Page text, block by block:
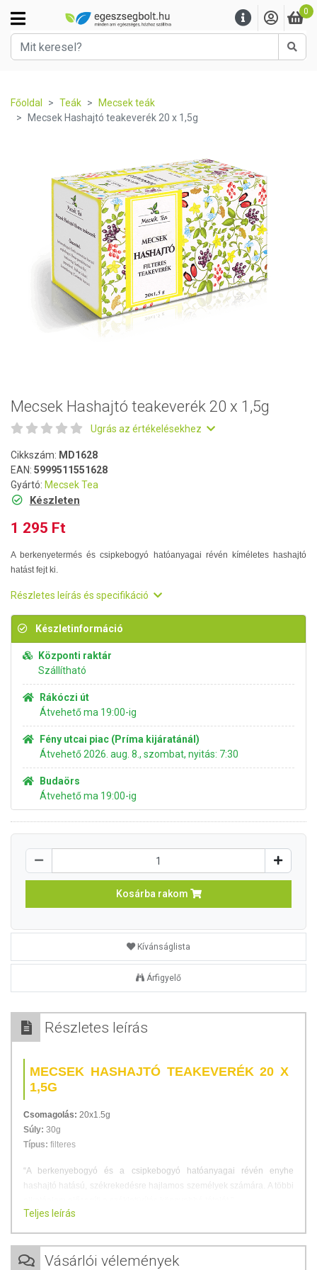
0
Főoldal Teák
Mecsek teák
Mecsek Hashajtó teakeverék 20 x 1,5g
Mecsek Hashajtó teakeverék 20 x 1,5g
Ugrás az értékelésekhez
Cikkszám: MD1628
EAN: 5999511551628
Gyártó: Mecsek Tea
Készleten
1 295 Ft
A berkenyetermés és csipkebogyó hatóanyagai révén kíméletes hashajtó
hatást fejt ki.
Részletes leírás és specifikáció
Készletinformáció
Központi raktár
Szállítható
Rákóczi út
Átvehető ma 19:00-ig
Fény utcai piac (Príma kijáratánál)
Átvehető 2026. aug. 8., szombat, nyitás: 7:30
Budaörs
Átvehető ma 19:00-ig
Kosárba rakom
Kívánságlista
Árfigyelő
Részletes leírás
MECSEK HASHAJTÓ TEAKEVERÉK 20 X
1,5G
Csomagolás: 20x1.5g
Súly: 30g
Típus: filteres
“A berkenyebogyó és a csipkebogyó hatóanyagai révén enyhe
hashajtó hatású, székrekedésre hajlamos személyek számára. A többi
Prof. Szabó László Gy.
anyagokat, aromát vagy tartósítószert.
Teljes leírás
Vásárlói vélemények